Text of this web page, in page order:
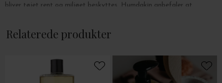
bliver tøjet rent og miljøet beskyttes. Humdakin anbefaler at
kræver specialvaskemidler - find vaskemidlet til uld og cashmere
Relaterede produkter